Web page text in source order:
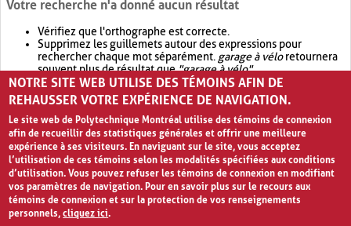
Votre recherche n'a donné aucun résultat
Vérifiez que l'orthographe est correcte.
Supprimez les guillemets autour des expressions pour
rechercher chaque mot séparément. garage à véloretournera
souvent plus de résultat que"garage à vélo".
Envisagez d'élargir votre recherche avec OR.garage OR vélo
retournera souvent plus de résultat quegarage à vélo
NOTRE SITE WEB UTILISE DES TÉMOINS AFIN DE
REHAUSSER VOTRE EXPÉRIENCE DE NAVIGATION.
Le site web de Polytechnique Montréal utilise des témoins de connexion
afin de recueillir des statistiques générales et offrir une meilleure
expérience à ses visiteurs. En naviguant sur le site, vous acceptez
l’utilisation de ces témoins selon les modalités spécifiées aux conditions
d’utilisation. Vous pouvez refuser les témoins de connexion en modifiant
vos paramètres de navigation. Pour en savoir plus sur le recours aux
témoins de connexion et sur la protection de vos renseignements
personnels,cliquez ici.